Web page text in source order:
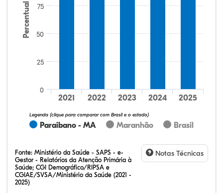
Percentual
Paraibano - MA Maranhão Brasil
Legenda (clique para comparar com Brasil e o estado)
2021 2022 2023 2024 2025
0
25
50
75
Fonte: Ministério da Saúde - SAPS - e-
Gestor - Relatórios da Atenção Primária à
Saúde; CGI Demográfico/RIPSA e
CGIAE/SVSA/Ministério da Saúde (2021 -
2025)
Notas Técnicas